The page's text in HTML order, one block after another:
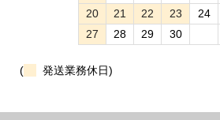
20
21 22 23 24
27
28 29 30
( 発送業務休日)